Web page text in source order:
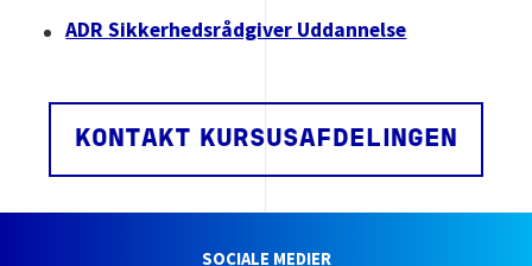
ADR Sikkerhedsrådgiver Uddannelse
KONTAKT KURSUSAFDELINGEN
SOCIALE MEDIER